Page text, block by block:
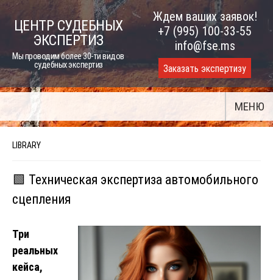
Skip
ЦЕНТР СУДЕБНЫХ
ЭКСПЕРТИЗ
Мы проводим более 30-ти видов
судебных экспертиз
Ждем ваших заявок!
+7 (995) 100-33-55
info@fse.ms
Заказать экспертизу
МЕНЮ
LIBRARY
🟩 Техническая экспертиза автомобильного
сцепления
Три
реальных
кейса,